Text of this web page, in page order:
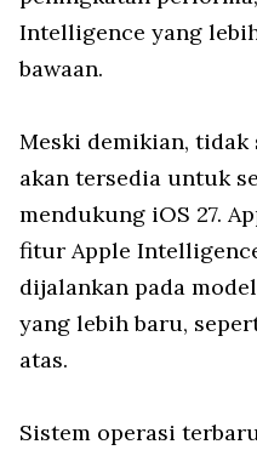
Intelligence yang
bawaan.
Meski demikian,
akan tersedia untuk
mendukung iOS 27.
fitur Apple
dijalankan pada
yang lebih baru,
atas.
Sistem operasi